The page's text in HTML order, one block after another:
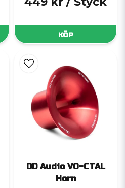
KÖP
DD Audio VO-CTAL
Horn